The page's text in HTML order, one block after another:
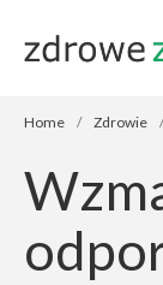
Home / Zdrowie /